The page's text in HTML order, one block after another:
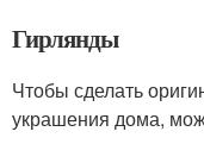
Гирлянды
Чтобы сделать
украшения дома,